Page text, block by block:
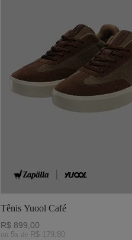
Tênis Yuool Café
R$ 899,00
ou 5x de R$ 179, 80